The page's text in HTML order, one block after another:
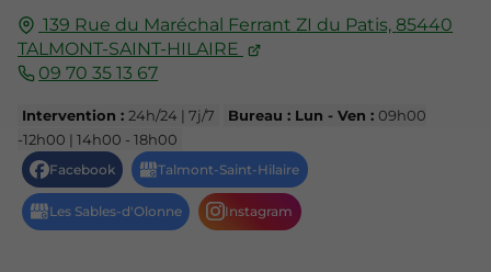
139 Rue du Maréchal Ferrant ZI du Patis, 85440
TALMONT-SAINT-HILAIRE
09 70 35 13 67
Intervention :24h/24 | 7j/7 Bureau : Lun - Ven :09h00
-12h00 | 14h00 - 18h00